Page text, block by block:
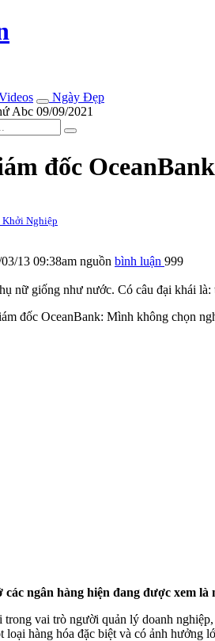
Ngày Đẹp
Abc 09/09/2021
đốc
Khởi Nghiệp
13 09:38am nguồn bình luận 999
nữ giống như nước. Có câu đại khái là:
ngân hàng hiện đang được xem
trong vai trò người quản lý doanh
loại hàng hóa đặc biệt và có ảnh hưởng